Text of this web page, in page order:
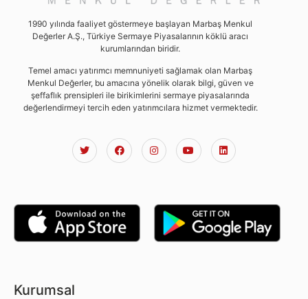
1990 yılında faaliyet göstermeye başlayan Marbaş Menkul
Değerler A.Ş., Türkiye Sermaye Piyasalarının köklü aracı
kurumlarından biridir.
Temel amacı yatırımcı memnuniyeti sağlamak olan Marbaş
Menkul Değerler, bu amacına yönelik olarak bilgi, güven ve
şeffaflık prensipleri ile birikimlerini sermaye piyasalarında
değerlendirmeyi tercih eden yatırımcılara hizmet vermektedir.
Kurumsal